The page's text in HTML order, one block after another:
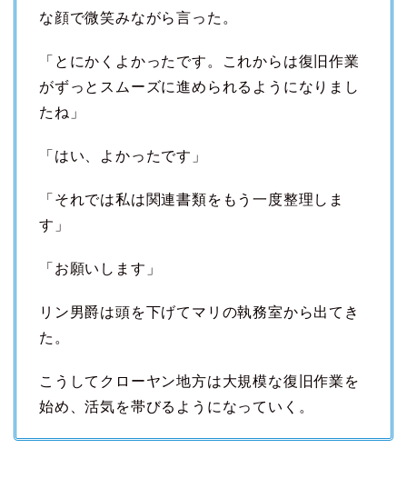
な顔で微笑みながら言った。
「とにかくよかったです。これからは復旧作業
がずっとスムーズに進められるようになりまし
たね」
「はい、よかったです」
「それでは私は関連書類をもう一度整理しま
す」
「お願いします」
リン男爵は頭を下げてマリの執務室から出てき
た。
こうしてクローヤン地方は大規模な復旧作業を
始め、活気を帯びるようになっていく。